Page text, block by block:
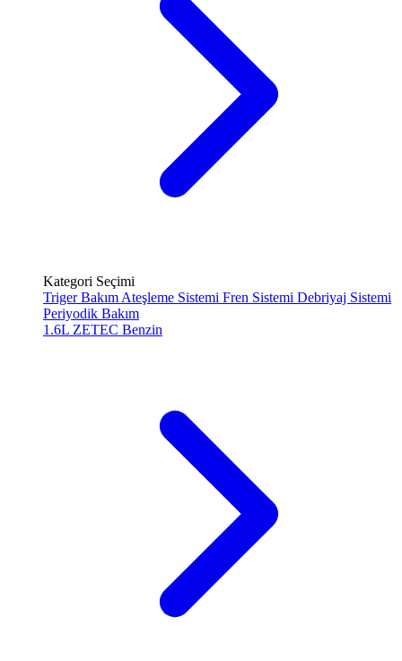
Kategori Seçimi
Triger Bakım Ateşleme Sistemi Fren Sistemi Debriyaj Sistemi
Periyodik Bakım
1.6L ZETEC Benzin